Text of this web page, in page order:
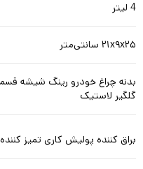
4 لیتر
۲۱x۹x۲۵ سانتی‌متر
بدنه چراغ خودرو رینگ شیشه
گلگیر لاستیک
براق کننده پولیش کاری تمیز